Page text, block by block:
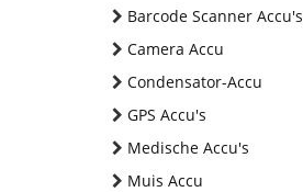
Barcode Scanner Accu's
Camera Accu
Condensator-Accu
GPS Accu's
Medische Accu's
Muis Accu